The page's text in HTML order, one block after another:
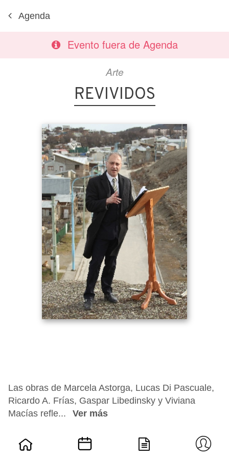
Agenda
Evento fuera de Agenda
Arte
REVIVIDOS
Las obras de Marcela Astorga, Lucas Di Pascuale,
Ricardo A. Frías, Gaspar Libedinsky y Viviana
Macías refle...
Ver más